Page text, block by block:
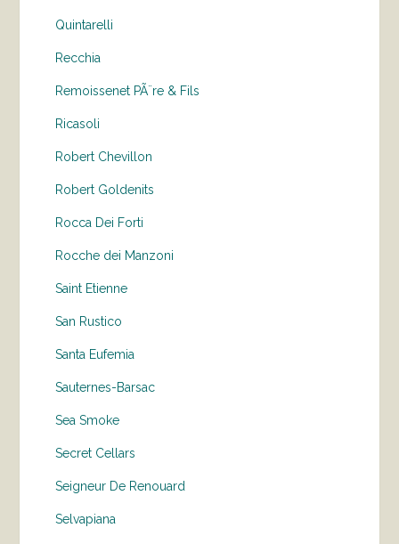
Quintarelli
Recchia
Remoissenet PÃ¨re & Fils
Ricasoli
Robert Chevillon
Robert Goldenits
Rocca Dei Forti
Rocche dei Manzoni
Saint Etienne
San Rustico
Santa Eufemia
Sauternes-Barsac
Sea Smoke
Secret Cellars
Seigneur De Renouard
Selvapiana